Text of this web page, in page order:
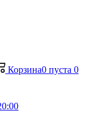
Корзина0 пуста 0